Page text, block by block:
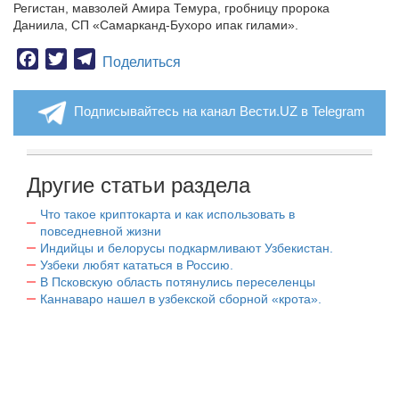
Регистан, мавзолей Амира Темура, гробницу пророка
Даниила, СП «Самарканд-Бухоро ипак гилами».
Facebook
TwitterTelegram
Поделиться
Подписывайтесь на канал Вести.UZ в Telegram
Другие статьи раздела
Что такое криптокарта и как использовать в
повседневной жизни
Индийцы и белорусы подкармливают Узбекистан.
Узбеки любят кататься в Россию.
В Псковскую область потянулись переселенцы
Каннаваро нашел в узбекской сборной «крота».